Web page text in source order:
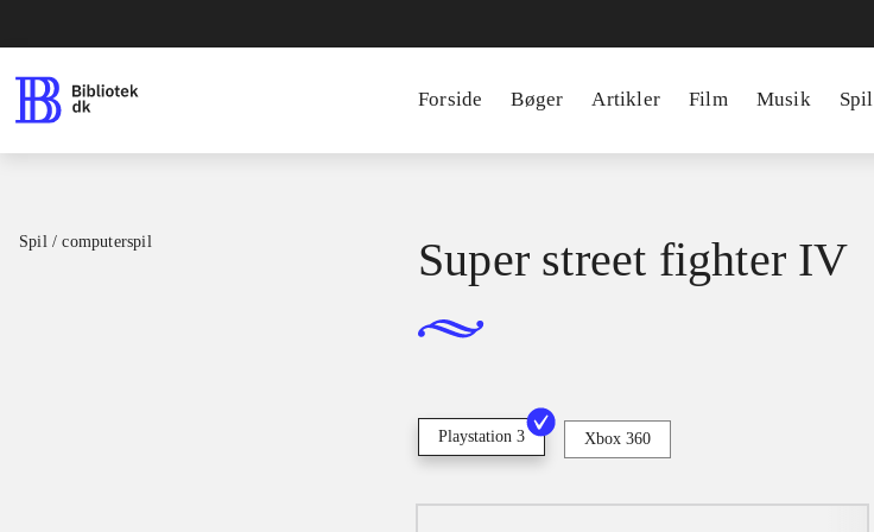
Forside Bøger Artikler Film Musik Spil
Spil / computerspil Super street fighter IV
Playstation 3 Xbox 360